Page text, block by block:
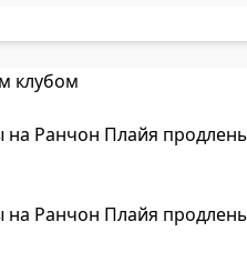
клубом
на Ранчон Плайя
на Ранчон Плайя